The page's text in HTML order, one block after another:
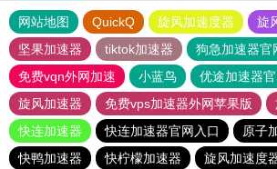
网站地图 QuickQ 旋风加速度器
旋
坚果加速器
tiktok加速器
狗急加速器官
免费vqn外网加速
小蓝鸟 优途加速器
旋风加速器
免费vps加速器外网苹果版
快连加速器
快连加速器官网入口
原子
快鸭加速器
快柠檬加速器 旋风加速度